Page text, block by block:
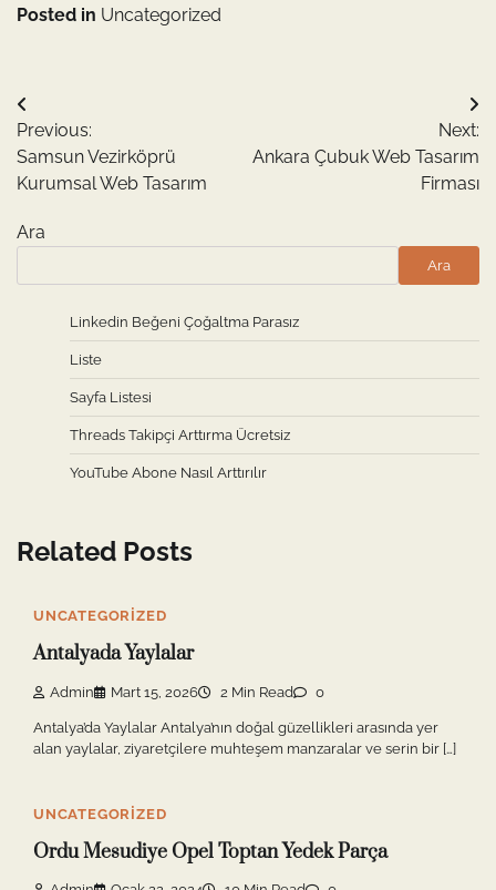
Posted in Uncategorized
Yazı
gezinmesi
Previous:
Samsun Vezirköprü
Kurumsal Web Tasarım
Next:
Ankara Çubuk Web Tasarım
Firması
Ara
Ara
Linkedin Beğeni Çoğaltma Parasız
Liste
Sayfa Listesi
Threads Takipçi Arttırma Ücretsiz
YouTube Abone Nasıl Arttırılır
Related Posts
UNCATEGORIZED
Antalyada Yaylalar
Admin Mart 15, 2026 2 Min Read 0
Antalya’da Yaylalar Antalya’nın doğal güzellikleri arasında yer
alan yaylalar, ziyaretçilere muhteşem manzaralar ve serin bir […]
UNCATEGORIZED
Ordu Mesudiye Opel Toptan Yedek Parça